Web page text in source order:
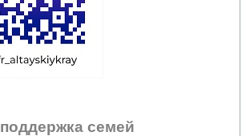
поддержка семей